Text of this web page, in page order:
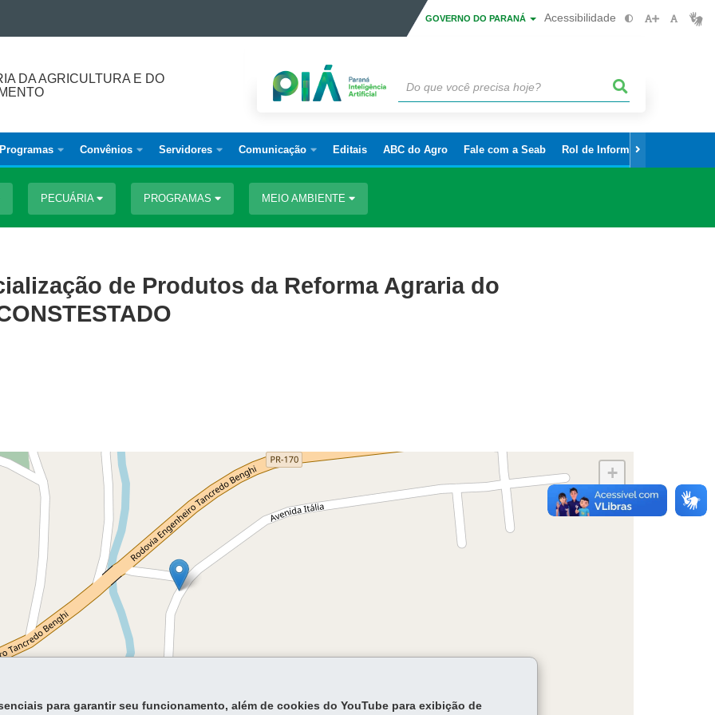
GOVERNO DO PARANÁ Acessibilidade
DA AGRICULTURA E DO
Programas Convênios Servidores Comunicação Editais ABC do Agro Fale com a Seab Rol de Informações Sigilosas
PECUÁRIA PROGRAMAS MEIO AMBIENTE
de Produtos da Reforma Agraria do
+
−
para garantir seu funcionamento, além de cookies do YouTube para exibição de